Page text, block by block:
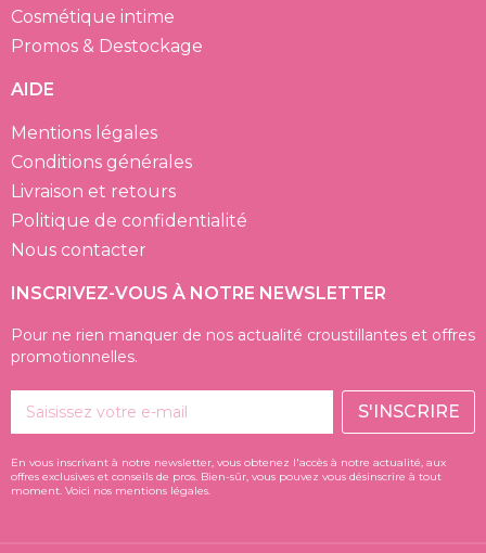
Cosmétique intime
Promos & Destockage
AIDE
Mentions légales
Conditions générales
Livraison et retours
Politique de confidentialité
Nous contacter
INSCRIVEZ-VOUS À NOTRE NEWSLETTER
Pour ne rien manquer de nos actualité croustillantes et offres
promotionnelles.
S'INSCRIRE
En vous inscrivant à notre newsletter, vous obtenez l'accès à notre actualité, aux
offres exclusives et conseils de pros. Bien-sûr, vous pouvez vous désinscrire à tout
moment. Voici nos mentions légales.